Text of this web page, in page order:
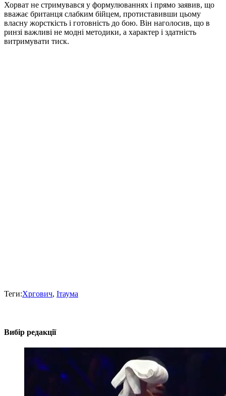
Хорват не стримувався у формулюваннях і прямо заявив, що
вважає британця слабким бійцем, протиставивши цьому
власну жорсткість і готовність до бою. Він наголосив, що в
ринзі важливі не модні методики, а характер і здатність
витримувати тиск.
Теги:Хргович, Ітаума
Вибір редакції